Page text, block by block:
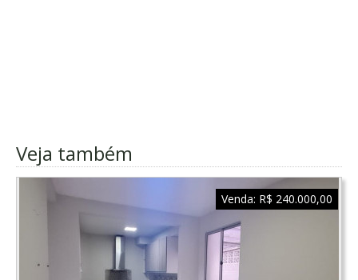
Veja também
Venda: R$ 240.000,00